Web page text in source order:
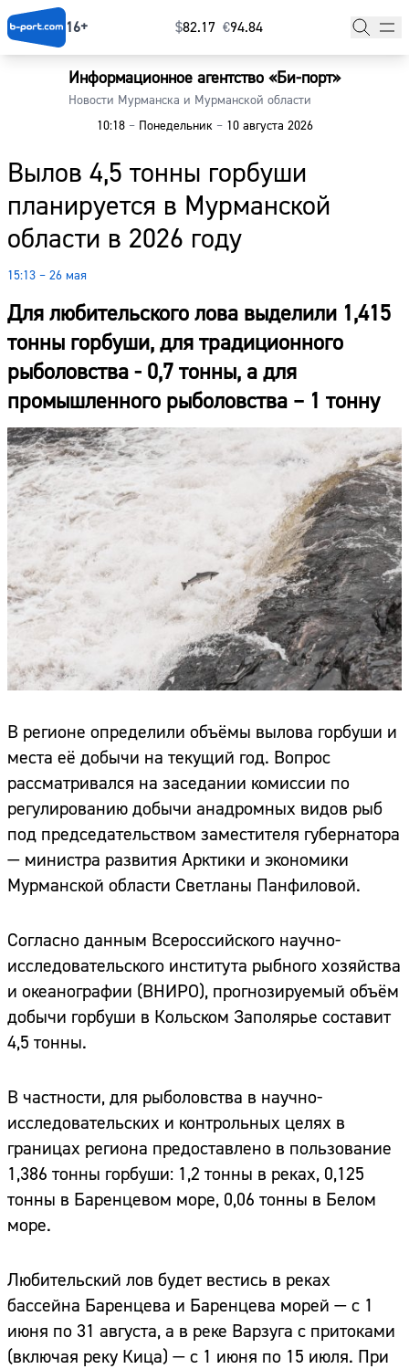
16+ $⁠82.17 €⁠94.84
Информационное агентство «Би-порт»
Новости Мурманска и Мурманской области
10:18 –Понедельник –10 августа 2026
Вылов 4,5 тонны горбуши
планируется в Мурманской
области в 2026 году
15:13 – 26 мая
Для любительского лова выделили 1,415
тонны горбуши, для традиционного
рыболовства - 0,7 тонны, а для
промышленного рыболовства – 1 тонну
В регионе определили объёмы вылова горбуши и
места её добычи на текущий год. Вопрос
рассматривался на заседании комиссии по
регулированию добычи анадромных видов рыб
под председательством заместителя губернатора
— министра развития Арктики и экономики
Мурманской области Светланы Панфиловой.
Согласно данным Всероссийского научно-
исследовательского института рыбного хозяйства
и океанографии (ВНИРО), прогнозируемый объём
добычи горбуши в Кольском Заполярье составит
4,5 тонны.
В частности, для рыболовства в научно-
исследовательских и контрольных целях в
границах региона предоставлено в пользование
1,386 тонны горбуши: 1,2 тонны в реках, 0,125
тонны в Баренцевом море, 0,06 тонны в Белом
море.
Любительский лов будет вестись в реках
бассейна Баренцева и Баренцева морей — с 1
июня по 31 августа, а в реке Варзуга с притоками
(включая реку Кица) — с 1 июня по 15 июля. При
Главная
Наши гости
Фоторепортажи
Погода
Курсы валют